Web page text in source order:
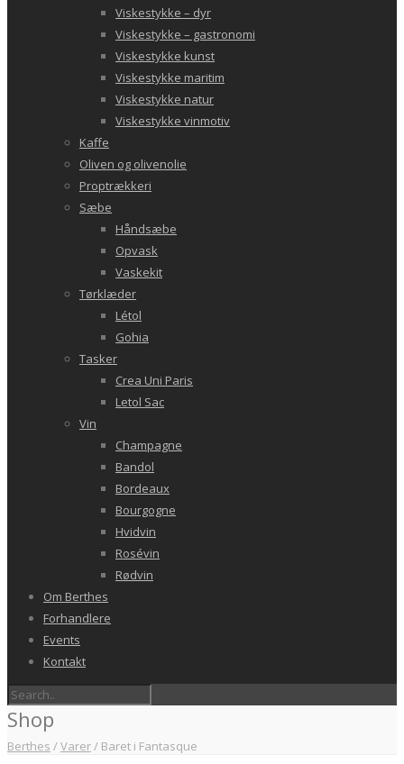
Viskestykke – dyr
Viskestykke – gastronomi
Viskestykke kunst
Viskestykke maritim
Viskestykke natur
Viskestykke vinmotiv
Kaffe
Oliven og olivenolie
Proptrækkeri
Sæbe
Håndsæbe
Opvask
Vaskekit
Tørklæder
Létol
Gohia
Tasker
Crea Uni Paris
Letol Sac
Vin
Champagne
Bandol
Bordeaux
Bourgogne
Hvidvin
Rosévin
Rødvin
Om Berthes
Forhandlere
Events
Kontakt
Shop
Berthes /Varer/ Baret i Fantasque